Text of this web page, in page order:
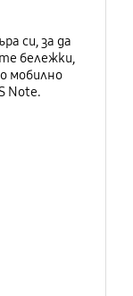
си, за да
бележки,
мобилно
Note.